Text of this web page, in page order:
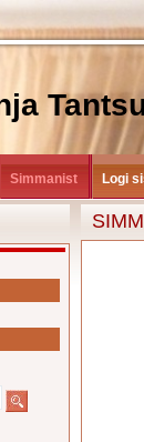
Simmanist Logi